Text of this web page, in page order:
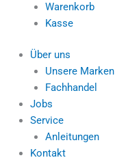
Warenkorb
Kasse
Über uns
Unsere Marken
Fachhandel
Jobs
Service
Anleitungen
Kontakt